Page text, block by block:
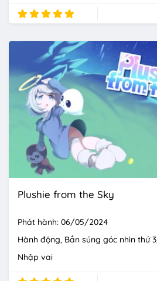
Plushie from the Sky
Phát hành: 06/05/2024
Hành động Bắn súng góc nhìn thứ 3
Nhập vai